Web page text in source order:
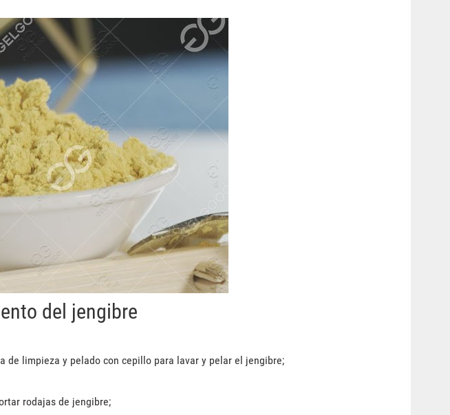
del jengibre
de limpieza y pelado con cepillo para lavar y pelar el jengibre;
rodajas de jengibre;